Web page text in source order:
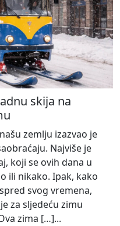
skija na
zemlju izazvao je
Najviše je
koji se ovih dana u
ili nikako. Ipak, kako
svog vremena,
za sljedeću zimu
zima […]...